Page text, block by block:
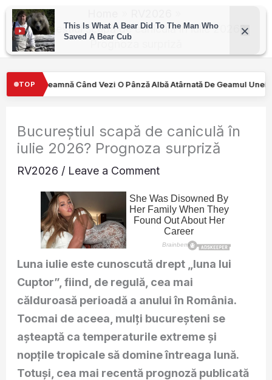
Skip
content
Bucureștiul scapă de caniculă în iulie 2026?
TOP
O Pânză Albă Atârnată De Geamul Unei Mașini. Semnalul…
Bucureștiul scapă de caniculă în
iulie 2026? Prognoza surpriză
RV2026 / Leave a Comment
Luna iulie este cunoscută drept „luna lui
Cuptor”, fiind, de regulă, cea mai
călduroasă perioadă a anului în România.
Tocmai de aceea, mulți bucureșteni se
așteaptă ca temperaturile extreme și
nopțile tropicale să domine întreaga lună.
Totuși, cea mai recentă prognoză publicată